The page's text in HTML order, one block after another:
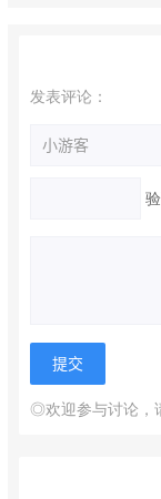
发表评论：
◎欢迎参与讨论，